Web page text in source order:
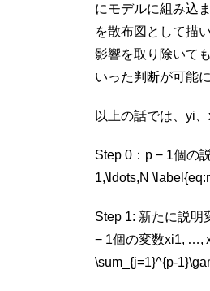
にモデルに組み込
を散布図として描
影響を取り除いて
いった判断が可能
以上の話では、yi、
Step 0： p − 1個の
1,\ldots,N
Step 1: 新たに説明
− 1個の変数xi1, …,
\sum_{j=1}^{p-